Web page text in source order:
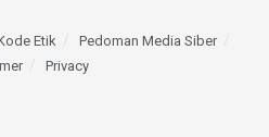
Etik
Pedoman Media Siber
Privacy